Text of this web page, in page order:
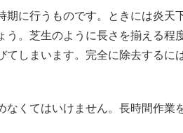
期に行うものです。ときには炎天
う。芝生のように長さを揃える程
てしまいます。完全に除去するに
なくてはいけません。長時間作業